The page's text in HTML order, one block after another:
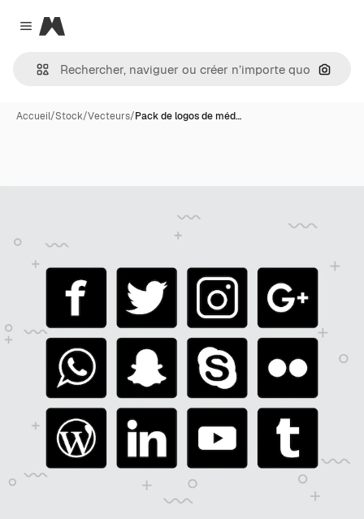
Close menu
Magnific
Accueil/Stock/Vecteurs/Pack de logos de méd…